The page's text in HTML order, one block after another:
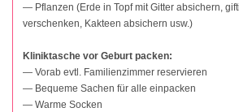
— Pflanzen (Erde in Topf mit Gitter absichern,
verschenken, Kakteen absichern usw.)
Kliniktasche vor Geburt packen:
— Vorab evtl. Familienzimmer reservieren
— Bequeme Sachen für alle einpacken
— Warme Socken